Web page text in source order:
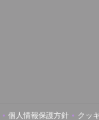
個人情報保護方針 クッ